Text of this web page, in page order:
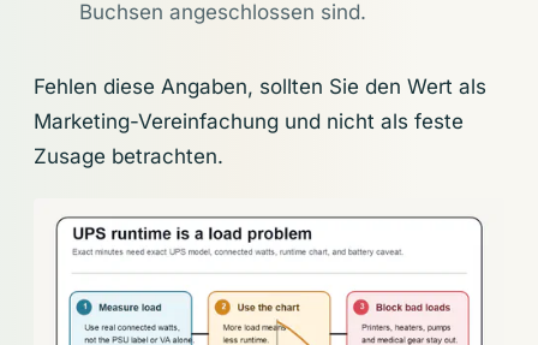
Buchsen angeschlossen sind.
Fehlen diese Angaben, sollten Sie den Wert als
Marketing-Vereinfachung und nicht als feste
Zusage betrachten.